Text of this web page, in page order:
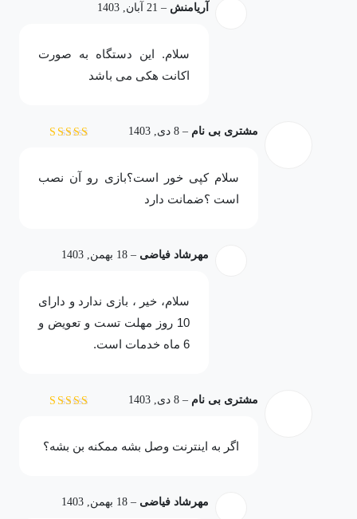
آریامنش – 21 آبان, 1403
سلام. این دستگاه به صورت
اکانت هکی می باشد
مشتری بی نام – 8 دی, 1403
سلام کپی خور است؟بازی رو آن نصب
است ؟ضمانت دارد
مهرشاد فیاضی – 18 بهمن, 1403
سلام، خیر ، بازی ندارد و دارای
10 روز مهلت تست و تعویض و
6 ماه خدمات است.
مشتری بی نام – 8 دی, 1403
اگر به اینترنت وصل بشه ممکنه بن بشه؟
مهرشاد فیاضی – 18 بهمن, 1403